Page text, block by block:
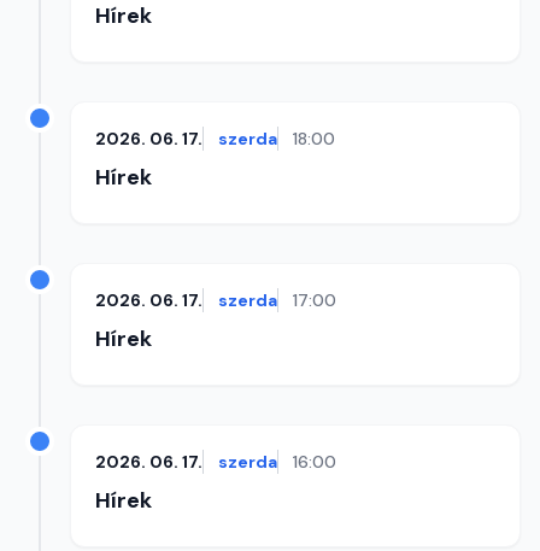
Hírek
2026. 06. 17. szerda 18:00
Hírek
2026. 06. 17. szerda 17:00
Hírek
2026. 06. 17. szerda 16:00
Hírek